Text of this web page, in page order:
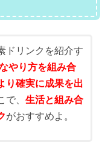
ドリンクを紹介す
やり方を組み合
り確実に成果を出
で、 生活と組み合
がおすすめよ。